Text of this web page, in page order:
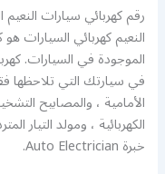
رقم كهربائي سيارات
النعيم كهربائي السيارات
الموجودة في السيارات.
في سيارتك التي تلاحظها
الأمامية ، والمصابيح
الكهربائية ، ومولد التيار
خبرة Auto Electrician.